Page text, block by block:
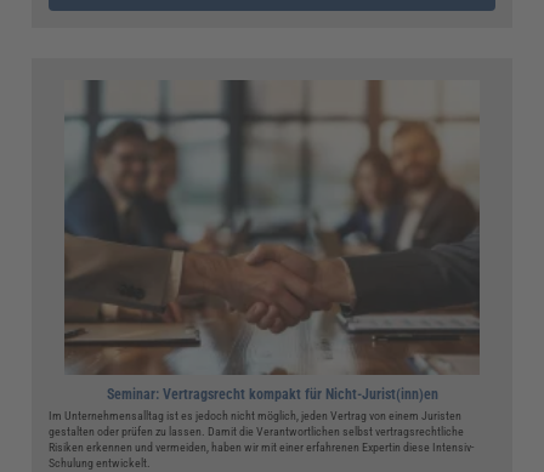
Seminar: Vertragsrecht kompakt für Nicht-Jurist(inn)en
Im Unternehmensalltag ist es jedoch nicht möglich, jeden Vertrag von einem Juristen
gestalten oder prüfen zu lassen. Damit die Verantwortlichen selbst vertragsrechtliche
Risiken erkennen und vermeiden, haben wir mit einer erfahrenen Expertin diese Intensiv-
Schulung entwickelt.